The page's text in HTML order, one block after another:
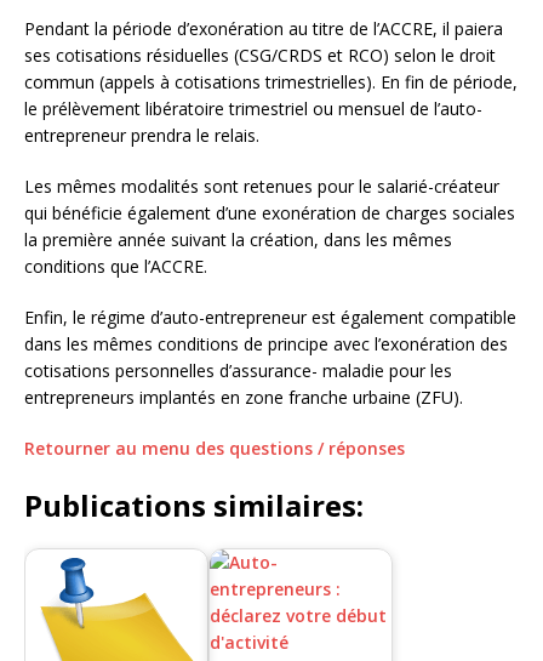
Pendant la période d’exonération au titre de l’ACCRE, il paiera
ses cotisations résiduelles (CSG/CRDS et RCO) selon le droit
commun (appels à cotisations trimestrielles). En fin de période,
le prélèvement libératoire trimestriel ou mensuel de l’auto-
entrepreneur prendra le relais.
Les mêmes modalités sont retenues pour le salarié-créateur
qui bénéficie également d’une exonération de charges sociales
la première année suivant la création, dans les mêmes
conditions que l’ACCRE.
Enfin, le régime d’auto-entrepreneur est également compatible
dans les mêmes conditions de principe avec l’exonération des
cotisations personnelles d’assurance- maladie pour les
entrepreneurs implantés en zone franche urbaine (ZFU).
Retourner au menu des questions / réponses
Publications similaires: